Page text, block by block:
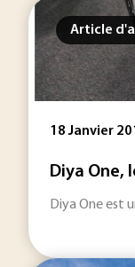
Article
18 Janvier
Diya One,
Diya One est